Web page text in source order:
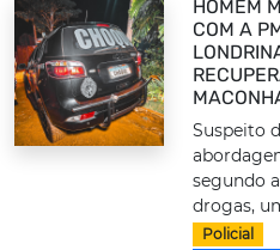
HOMEM
COM A
Suspeito
segundo
drogas,
Policial